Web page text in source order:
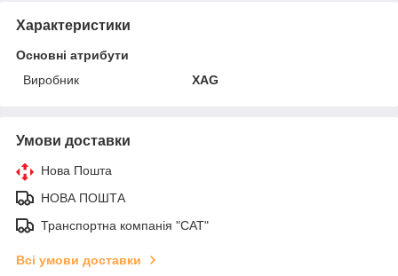
Характеристики
Основні атрибути
Виробник
XAG
Умови доставки
Нова Пошта
НОВА ПОШТА
Транспортна компанія "САТ"
Всі умови доставки